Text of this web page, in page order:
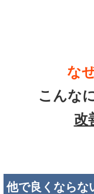
な
こんな
改
他で良くならな